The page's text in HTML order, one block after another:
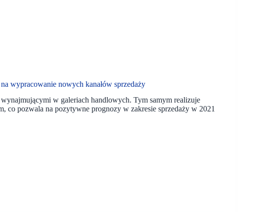
wypracowanie nowych kanałów sprzedaży
w galeriach handlowych. Tym samym realizuje
co pozwala na pozytywne prognozy w zakresie sprzedaży w 2021